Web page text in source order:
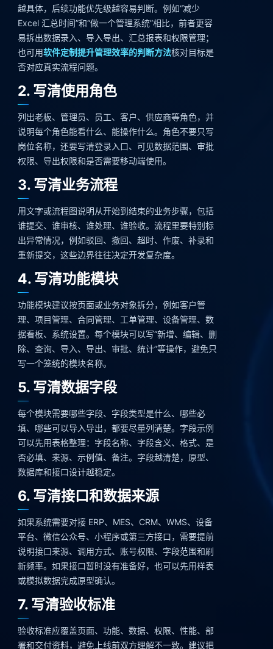
越具体，后续功能优先级越容易判断。例如“减少
Excel 汇总时间”和“做一个管理系统”相比，前者更容
易拆出数据录入、导入导出、汇总报表和权限管理；
也可用软件定制提升管理效率的判断方法核对目标是
否对应真实流程问题。
2. 写清使用角色
列出老板、管理员、员工、客户、供应商等角色，并
说明每个角色能看什么、能操作什么。角色不要只写
岗位名称，还要写清登录入口、可见数据范围、审批
权限、导出权限和是否需要移动端使用。
3. 写清业务流程
用文字或流程图说明从开始到结束的业务步骤，包括
谁提交、谁审核、谁处理、谁验收。流程里要特别标
出异常情况，例如驳回、撤回、超时、作废、补录和
重新提交，这些边界往往决定开发复杂度。
4. 写清功能模块
功能模块建议按页面或业务对象拆分，例如客户管
理、项目管理、合同管理、工单管理、设备管理、数
据看板、系统设置。每个模块可以写“新增、编辑、删
除、查询、导入、导出、审批、统计”等操作，避免只
写一个笼统的模块名称。
5. 写清数据字段
每个模块需要哪些字段、字段类型是什么、哪些必
填、哪些可以导入导出，都要尽量列清楚。字段示例
可以先用表格整理：字段名称、字段含义、格式、是
否必填、来源、示例值、备注。字段越清楚，原型、
数据库和接口设计越稳定。
6. 写清接口和数据来源
如果系统需要对接 ERP、MES、CRM、WMS、设备
平台、微信公众号、小程序或第三方接口，需要提前
说明接口来源、调用方式、账号权限、字段范围和刷
新频率。如果接口暂时没有准备好，也可以先用样表
或模拟数据完成原型确认。
7. 写清验收标准
验收标准应覆盖页面、功能、数据、权限、性能、部
署和交付资料，避免上线前双方理解不一致。建议把